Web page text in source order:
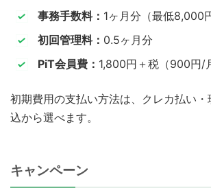
事務手数料： 1ヶ月分（最低8,000
初回管理料： 0.5ヶ月分
PiT会員費： 1,800円＋税（900円/
初期費用の支払い方法は、クレカ払い
込から選べます。
キャンペーン